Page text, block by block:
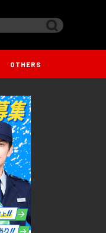
OTHERS